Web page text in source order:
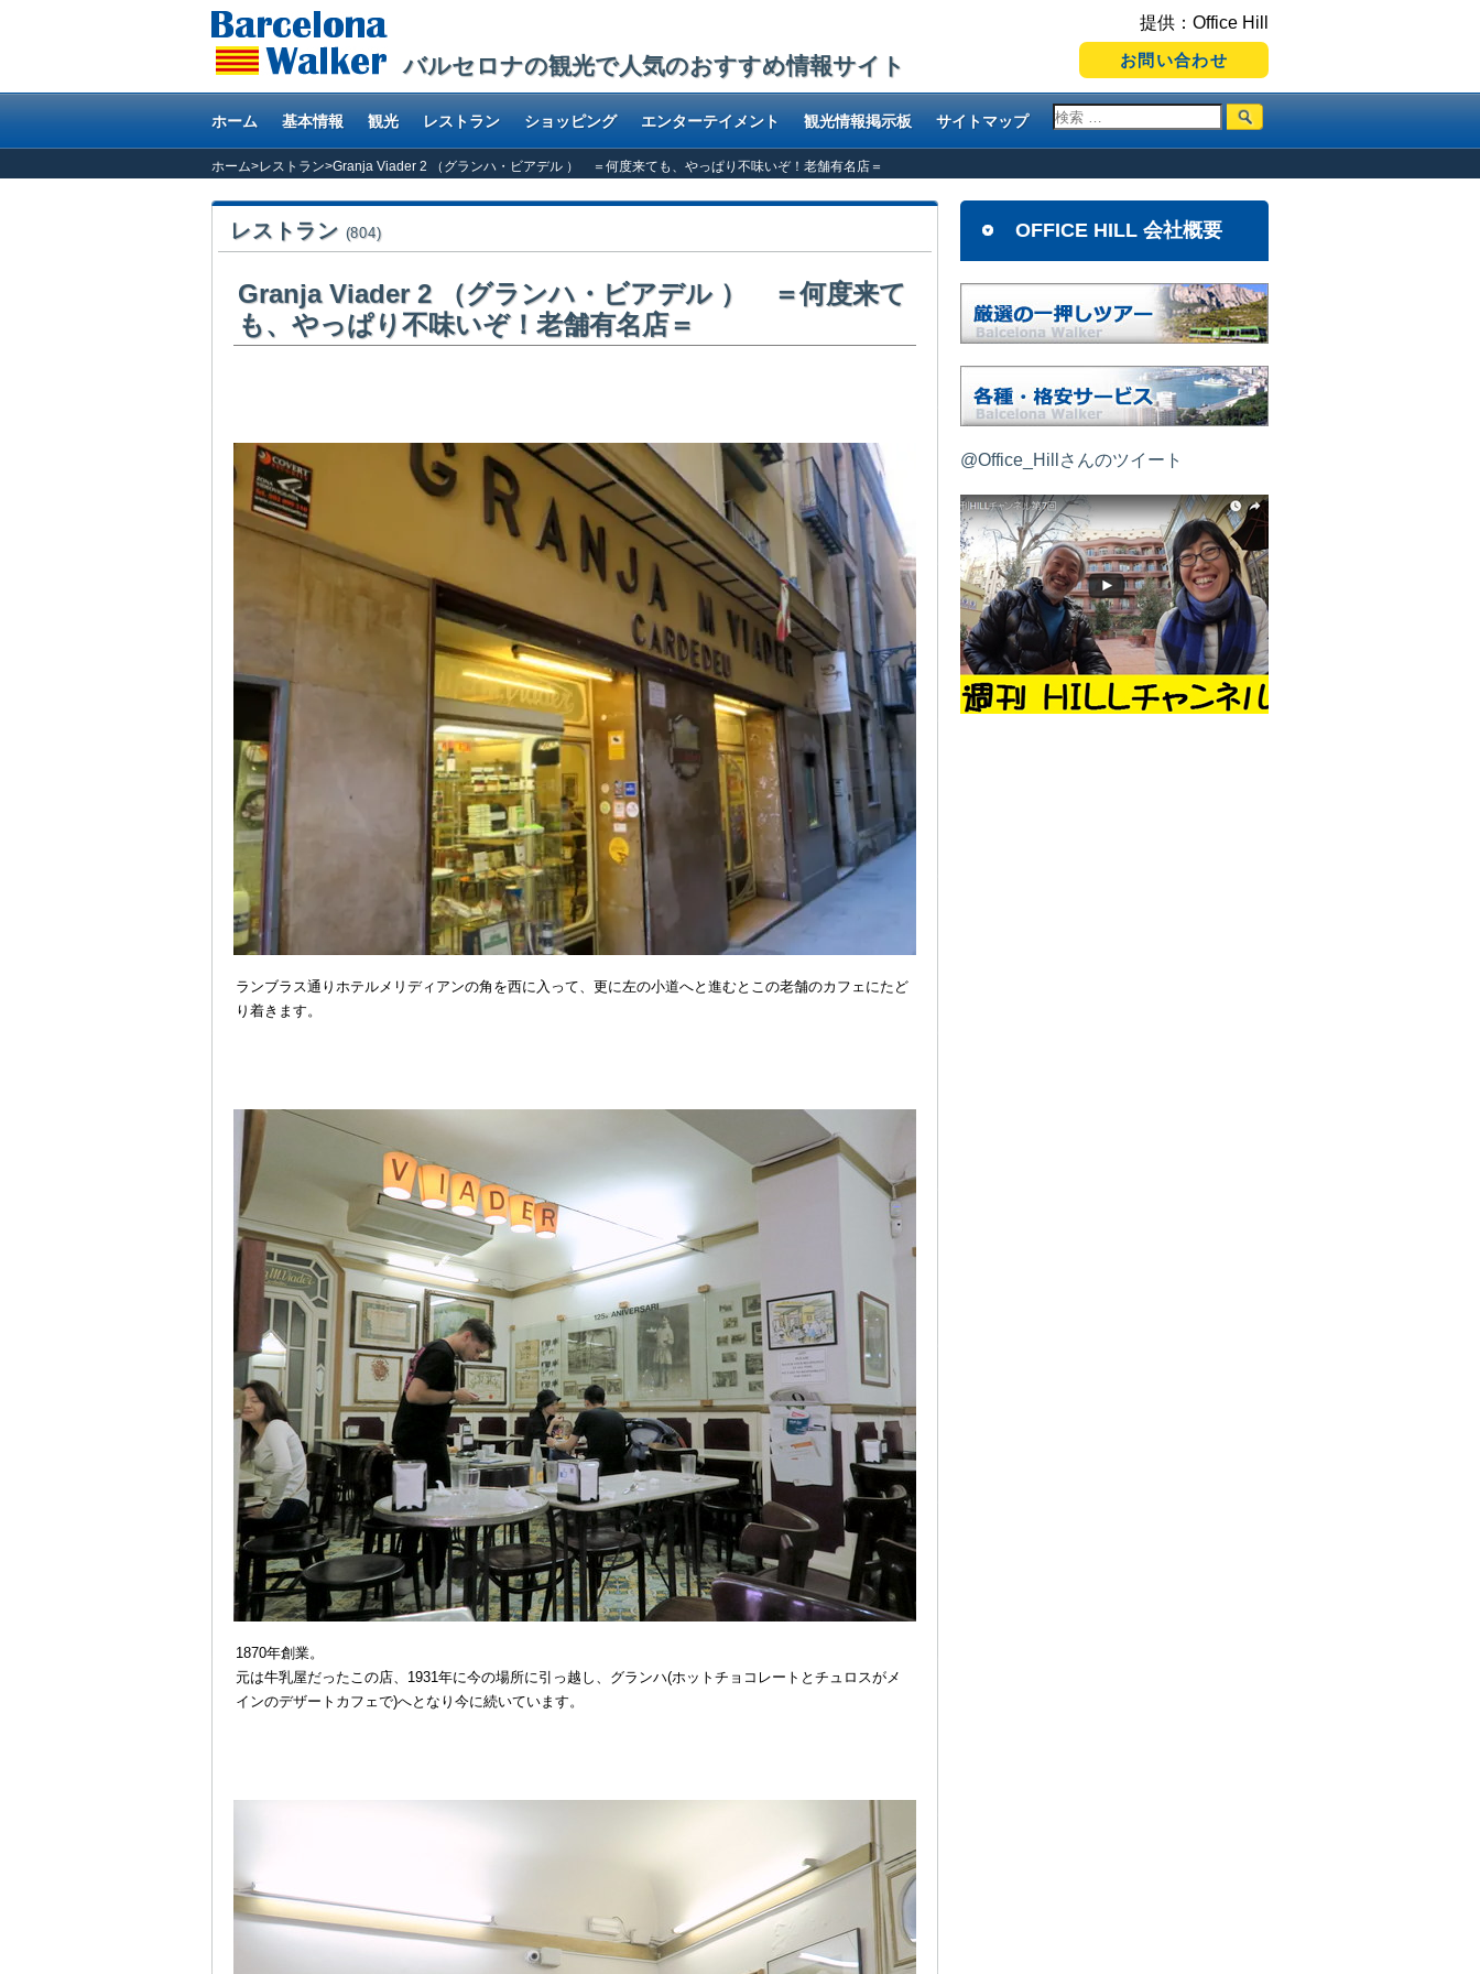
バルセロナの観光で人気のおすすめ情報サイト
提供：Office Hill
お問い合わせ
ホーム 基本情報 観光 レストラン ショッピング エンターテイメント 観光情報掲示板 サイトマップ
ホーム>レストラン>Granja Viader 2 （グランハ・ビアデル ） ＝何度来ても、やっぱり不味いぞ！老舗有名店＝
レストラン (804)
Granja Viader 2 （グランハ・ビアデル ） ＝何度来て
も、やっぱり不味いぞ！老舗有名店＝
ランブラス通りホテルメリディアンの角を西に入って、更に左の小道へと進むとこの老舗のカフェにたど
り着きます。
1870年創業。
元は牛乳屋だったこの店、1931年に今の場所に引っ越し、グランハ(ホットチョコレートとチュロスがメ
インのデザートカフェで)へとなり今に続いています。
OFFICE HILL 会社概要
@Office_Hillさんのツイート